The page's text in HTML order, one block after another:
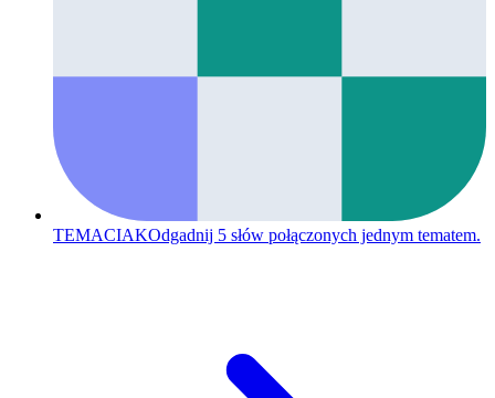
TEMACIAKOdgadnij 5 słów połączonych jednym tematem.